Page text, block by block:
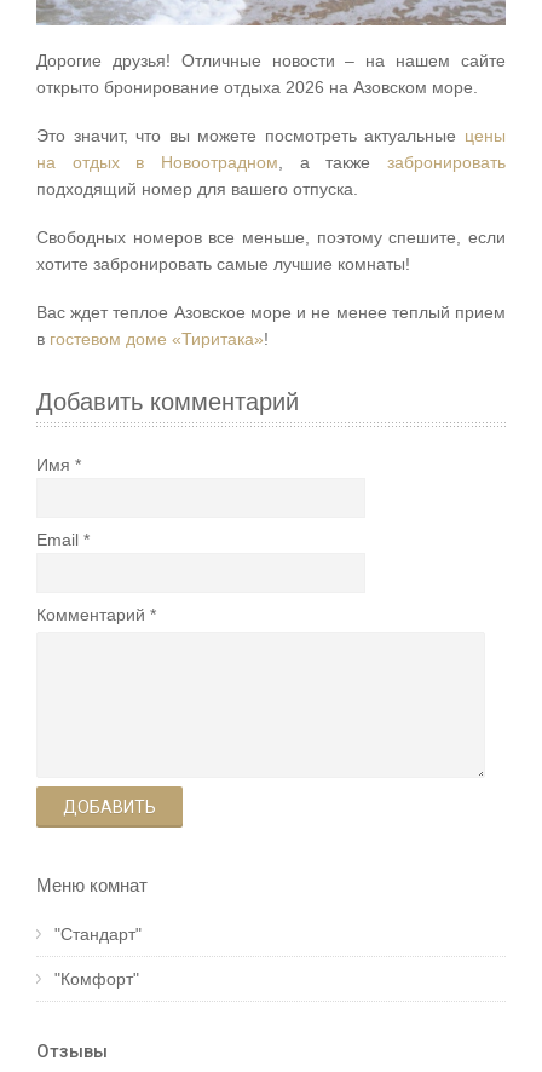
Дорогие друзья! Отличные новости – на нашем сайте
открыто бронирование отдыха 2026 на Азовском море.
Это значит, что вы можете посмотреть актуальные цены
на отдых в Новоотрадном, а также забронировать
подходящий номер для вашего отпуска.
Свободных номеров все меньше, поэтому спешите, если
хотите забронировать самые лучшие комнаты!
Вас ждет теплое Азовское море и не менее теплый прием
в гостевом доме «Тиритака»!
Добавить комментарий
Имя
Email
Комментарий
ДОБАВИТЬ
Меню комнат
"Стандарт"
"Комфорт"
Отзывы